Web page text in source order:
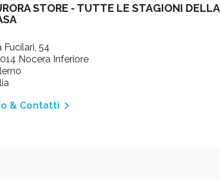
STORE - TUTTE LE STAGIONI DELLA
Fucilari, 54
Nocera Inferiore
& Contatti 